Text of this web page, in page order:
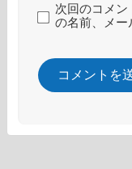
次回のコメン
の名前、メー